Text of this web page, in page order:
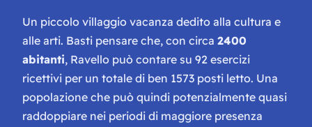
Un piccolo villaggio vacanza dedito alla cultura e
alle arti. Basti pensare che, con circa 2400
abitanti, Ravello può contare su 92 esercizi
ricettivi per un totale di ben 1573 posti letto. Una
popolazione che può quindi potenzialmente quasi
raddoppiare nei periodi di maggiore presenza